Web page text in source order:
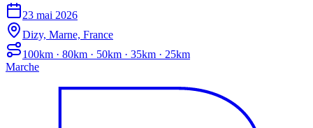
23 mai 2026
Dizy, Marne, France
100km · 80km · 50km · 35km · 25km
Marche